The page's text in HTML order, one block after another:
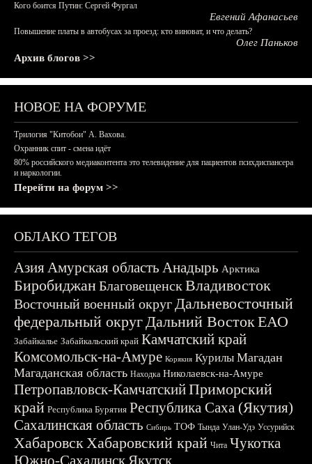
Кого боится Путин: Сергей Фургал
Евгений Афанасьев
Повышение платы в автобусах за проезд: кто виноват, и что делать?
Олег Паньков
Архив блогов >>
НОВОЕ НА ФОРУМЕ
Трилогия "Китобои" А. Вахова.
Охранник спит - смена идёт
80% российского медиаконтента это телевидение для пациентов психдиспансера
и наркологии.
Перейти на форум >>
ОБЛАКО ТЕГОВ
АзияАмурская область Анадырь Арктика
БиробиджанБлаговещенскВладивосток
Восточный военный округДальневосточный
федеральный округДальний ВостокЕАО
Забайкалье Забайкальский край Камчатский край
Комсомольск-на-Амуре Корякия Курилы Магадан
Магаданская область Находка Николаевск-на-Амуре
Петропавловск-КамчатскийПриморский
край Республика Бурятия Республика Саха (Якутия)
Сахалинская область Сибирь ТОФ Тында Улан-Удэ Уссурийск
ХабаровскХабаровский край Чита Чукотка
Южно-Сахалинск Якутск